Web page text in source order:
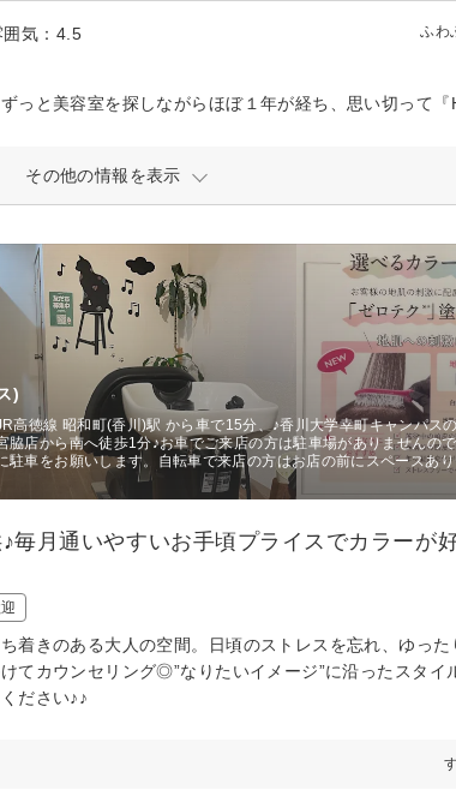
囲気：4.5 ふわ
その他の情報を表示
)
高徳線 昭和町(香川)駅 から車で15分、♪香川大学幸町キャンパス
脇店から南へ徒歩1分♪お車でご来店の方は駐車場がありませんの
駐車をお願いします。自転車で来店の方はお店の前にスペースあ
毎月通いやすいお手頃プライスでカラーが
着きのある大人の空間。日頃のストレスを忘れ、ゆっ
てカウンセリング◎”なりたいイメージ”に沿ったスタ
ださい♪♪